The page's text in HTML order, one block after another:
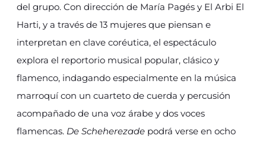
del grupo. Con dirección de María Pagés y El Arbi El
Harti, y a través de 13 mujeres que piensan e
interpretan en clave coréutica, el espectáculo
explora el reportorio musical popular, clásico y
flamenco, indagando especialmente en la música
marroquí con un cuarteto de cuerda y percusión
acompañado de una voz árabe y dos voces
flamencas. De Scheherezade podrá verse en ocho